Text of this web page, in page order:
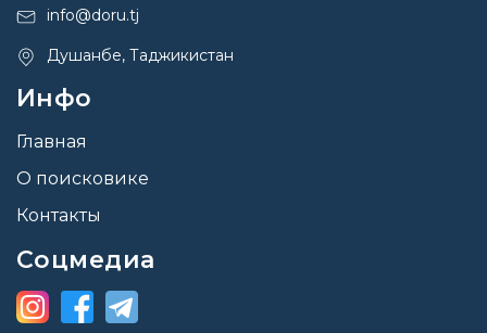
info@doru.tj
Душанбе, Таджикистан
Инфо
Главная
О поисковике
Контакты
Соцмедиа